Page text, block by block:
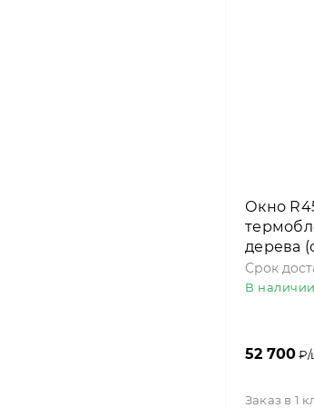
Окно
дерева
Срок
В наличии
52 700₽/
Заказ в 1